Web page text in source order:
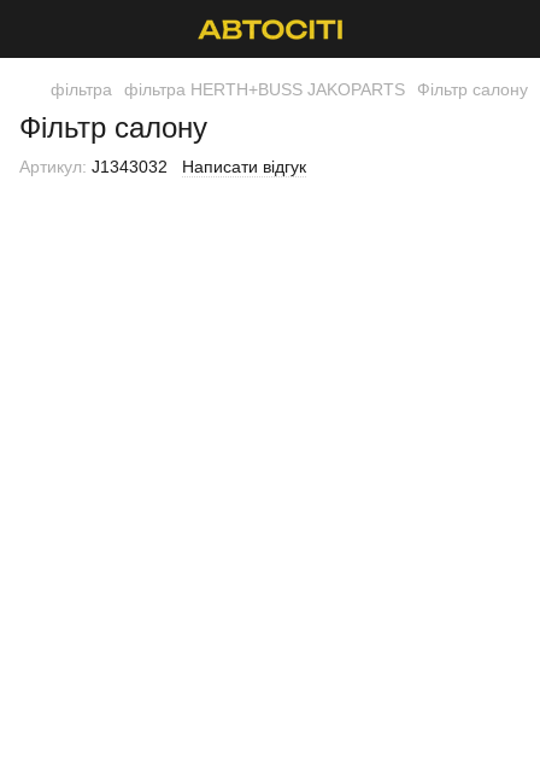
фільтра фільтра HERTH+BUSS JAKOPARTS Фільтр салону
Фільтр салону
Артикул: J1343032 Написати відгук